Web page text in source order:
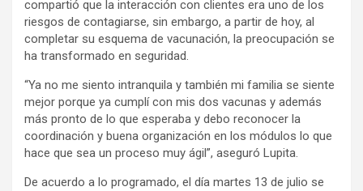
compartió que la interacción con clientes era uno de los
riesgos de contagiarse, sin embargo, a partir de hoy, al
completar su esquema de vacunación, la preocupación se
ha transformado en seguridad.
“Ya no me siento intranquila y también mi familia se siente
mejor porque ya cumplí con mis dos vacunas y además
más pronto de lo que esperaba y debo reconocer la
coordinación y buena organización en los módulos lo que
hace que sea un proceso muy ágil”, aseguró Lupita.
De acuerdo a lo programado, el día martes 13 de julio se